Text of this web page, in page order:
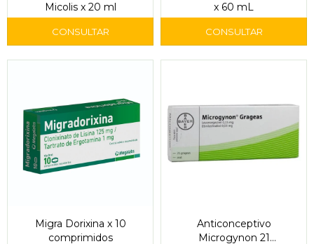
Micolis x 20 ml
x 60 mL
Migra Dorixina x 10
comprimidos
Anticonceptivo
Microgynon 21